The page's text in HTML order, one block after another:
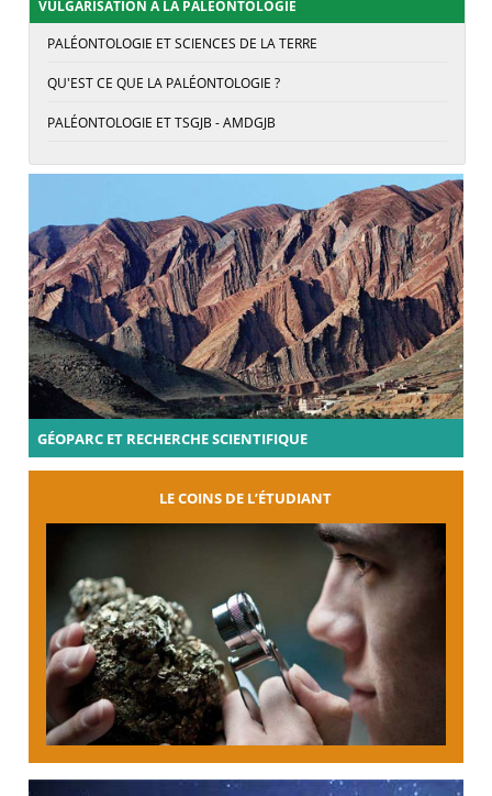
VULGARISATION À LA PALÉONTOLOGIE
PALÉONTOLOGIE ET SCIENCES DE LA TERRE
QU'EST CE QUE LA PALÉONTOLOGIE ?
PALÉONTOLOGIE ET TSGJB - AMDGJB
GÉOPARC ET RECHERCHE SCIENTIFIQUE
LE COINS DE L’ÉTUDIANT